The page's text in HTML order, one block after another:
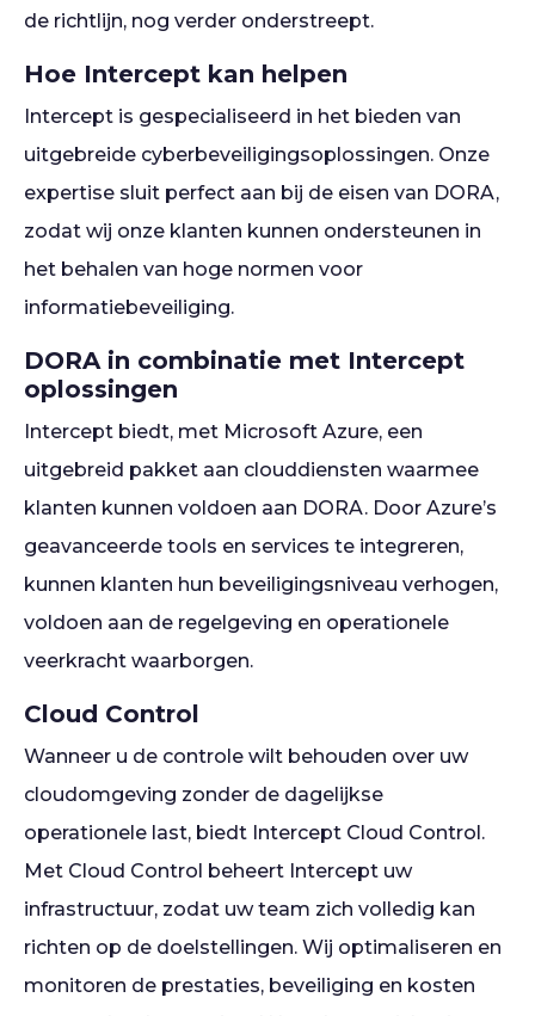
de richtlijn, nog verder onderstreept.
Hoe Intercept kan helpen
Intercept is gespecialiseerd in het bieden van
uitgebreide cyberbeveiligingsoplossingen. Onze
expertise sluit perfect aan bij de eisen van DORA,
zodat wij onze klanten kunnen ondersteunen in
het behalen van hoge normen voor
informatiebeveiliging.
DORA in combinatie met Intercept
oplossingen
Intercept biedt, met Microsoft Azure, een
uitgebreid pakket aan clouddiensten waarmee
klanten kunnen voldoen aan DORA. Door Azure’s
geavanceerde tools en services te integreren,
kunnen klanten hun beveiligingsniveau verhogen,
voldoen aan de regelgeving en operationele
veerkracht waarborgen.
Cloud Control
Wanneer u de controle wilt behouden over uw
cloudomgeving zonder de dagelijkse
operationele last, biedt Intercept Cloud Control.
Met Cloud Control beheert Intercept uw
infrastructuur, zodat uw team zich volledig kan
richten op de doelstellingen. Wij optimaliseren en
monitoren de prestaties, beveiliging en kosten